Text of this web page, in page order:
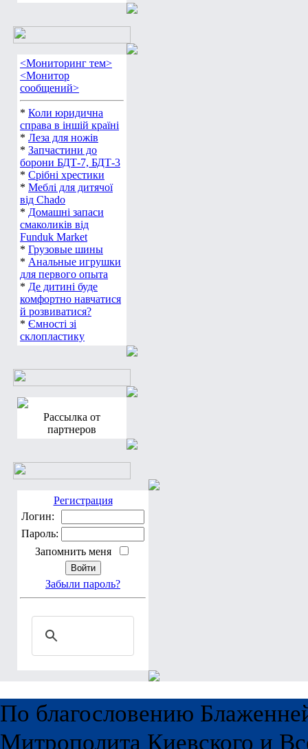
<Мониторинг тем>
<Монитор
сообщений>
* Коли юридична
справа в іншій країні
* Леза для ножів
* Запчастини до
борони БДТ-7, БДТ-3
* Срібні хрестики
* Меблі для дитячої
від Chado
* Домашні запаси
смаколиків від
Funduk Market
* Грузовые шины
* Анальные игрушки
для первого опыта
* Де дитині буде
комфортно навчатися
й розвиватися?
* Ємності зі
склопластику
Рассылка от
партнеров
Регистрация
Логин:
Пароль:
Запомнить меня
Забыли пароль?
По благословению
Митрополита Киевского и